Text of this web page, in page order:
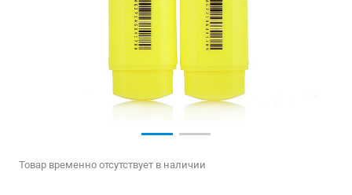
Товар временно отсутствует в наличии